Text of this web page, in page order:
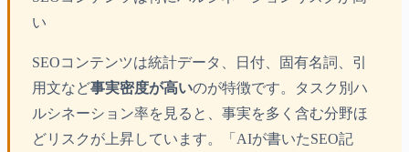
い
SEOコンテンツは統計データ、日付、固有名詞、引
用文など事実密度が高いのが特徴です。タスク別ハ
ルシネーション率を見ると、事実を多く含む分野ほ
どリスクが上昇しています。「AIが書いたSEO記